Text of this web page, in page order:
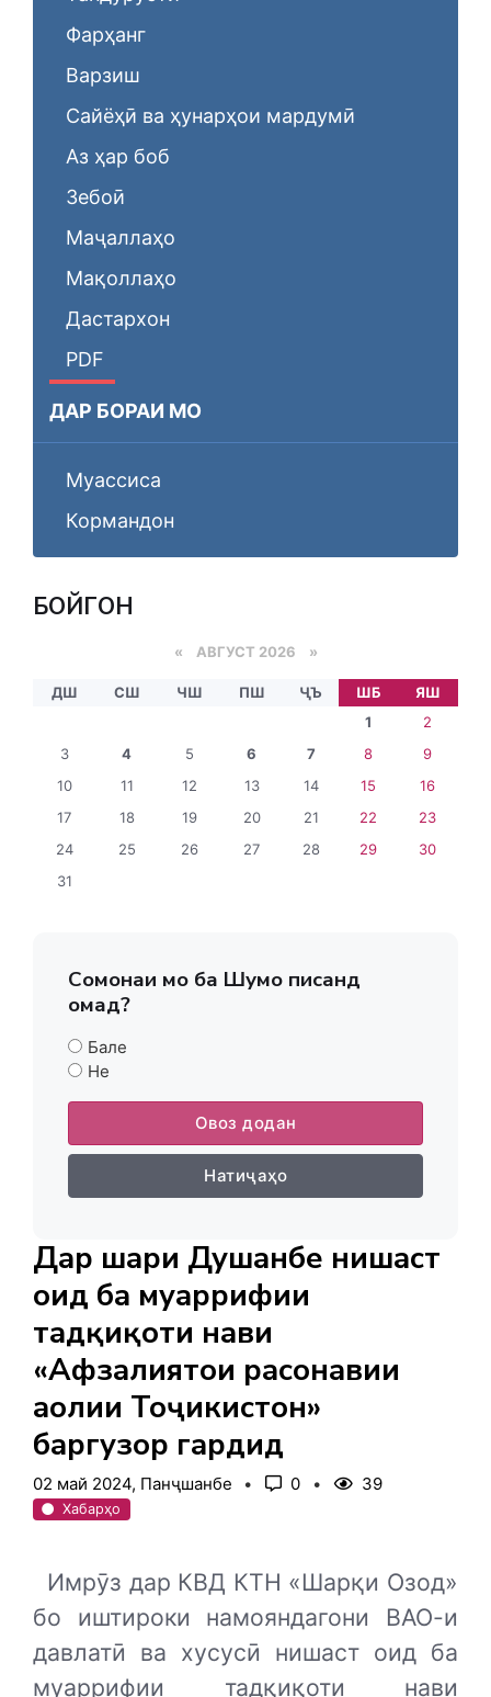
Фарҳанг
Варзиш
Сайёҳӣ ва ҳунарҳои мардумӣ
Аз ҳар боб
Зебоӣ
Маҷаллаҳо
Мақоллаҳо
Дастархон
PDF
ДАР БОРАИ МО
Муассиса
Кормандон
БОЙГОНӢ
« АВГУСТ 2026 »
ДШ СШ ЧШ ПШ ҶЪ ШБ
ЯШ
1
2
3
4 5 6 7 8
9
10
11 12 13 14 15
16
17
18 19 20 21 22
23
24
25 26 27 28 29
30
31
Сомонаи мо ба Шумо писанд
омад?
Бале
Не
Овоз додан
Натиҷаҳо
Дар шаҳри Душанбе нишаст
оид ба муаррифии
тадқиқоти нави
«Афзалиятҳои расонавии
аҳолии Тоҷикистон»
баргузор гардид
02 май 2024, Панҷшанбе 0 39
Хабарҳо
Имрӯз дар КВД КТН «Шарқи Озод»
бо иштироки намояндагони ВАО-и
давлатӣ ва хусусӣ нишаст оид ба
муаррифии тадқиқоти нави